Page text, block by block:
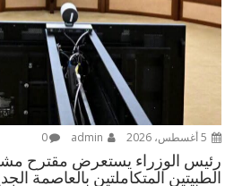
0
رئيس الوزراء يستعرض مقترح
الطبيتين المتكاملتين بالعاصمة